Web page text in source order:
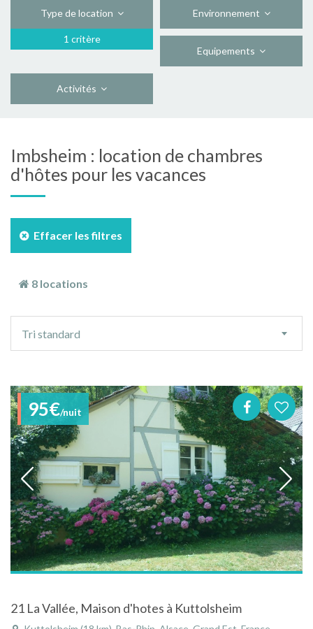
Type de location
1 critère
Environnement
Equipements
Activités
Imbsheim : location de chambres
d'hôtes pour les vacances
Effacer les filtres
8 locations
tri
Tri standard
95€/nuit
21 La Vallée, Maison d'hotes à Kuttolsheim